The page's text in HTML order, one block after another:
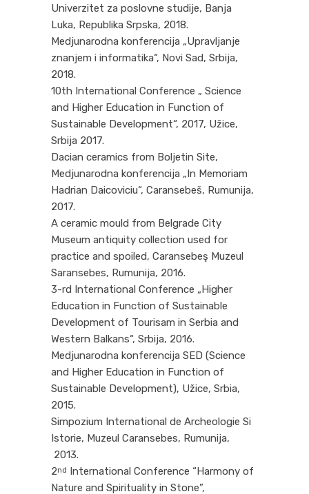
Univerzitet za poslovne studije, Banja
Luka, Republika Srpska, 2018.
Medjunarodna konferencija „Upravljanje
znanjem i informatika“, Novi Sad, Srbija,
2018.
10th International Conference „ Science
and Higher Education in Function of
Sustainable Development“, 2017, Užice,
Srbija 2017.
Dacian ceramics from Boljetin Site,
Medjunarodna konferencija „In Memoriam
Hadrian Daicoviciu“, Caransebeš, Rumunija,
2017.
A ceramic mould from Belgrade City
Museum antiquity collection used for
practice and spoiled, Caransebeş Muzeul
Saransebes, Rumunija, 2016.
3-rd International Conference „Higher
Education in Function of Sustainable
Development of Tourisam in Serbia and
Western Balkans“, Srbija, 2016.
Medjunarodna konferencija SED (Science
and Higher Education in Function of
Sustainable Development), Užice, Srbia,
2015.
Simpozium International de Archeologie Si
Istorie, Muzeul Caransebes, Rumunija,
2013.
2nd International Conference “Harmony of
Nature and Spirituality in Stone”,